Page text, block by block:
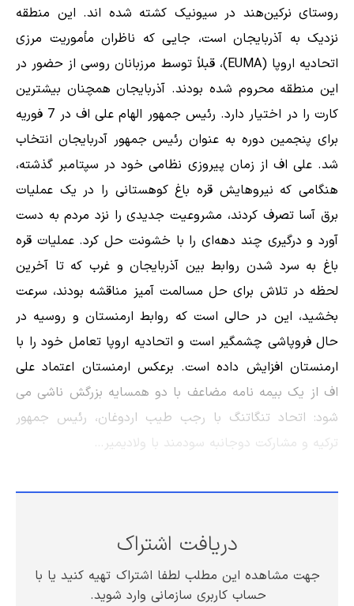
روستای نرکین‌هند در سیونیک کشته شده اند. این منطقه
نزدیک به آذربایجان است، جایی که ناظران مأموریت مرزی
اتحادیه اروپا (EUMA)، قبلاً توسط مرزبانان روسی از حضور در
این منطقه محروم شده بودند. آذربایجان همچنان بیشترین
کارت را در اختیار دارد. رئیس جمهور الهام علی اف در 7 فوریه
برای پنجمین دوره به عنوان رئیس جمهور آدربایجان انتخاب
شد. علی اف از زمان پیروزی نظامی خود در سپتامبر گذشته،
هنگامی که نیروهایش قره باغ کوهستانی را در یک عملیات
برق آسا تصرف کردند، مشروعیت جدیدی را نزد مردم به دست
آورد و درگیری چند دهه‌ای را با خشونت حل کرد. عملیات قره
باغ به سرد شدن روابط بین آذربایجان و غرب که تا آخرین
لحظه در تلاش برای حل مسالمت آمیز مناقشه بودند، سرعت
بخشید، این در حالی است که روابط ارمنستان و روسیه در
حال فروپاشی چشمگیر است و اتحادیه اروپا تعامل خود را با
ارمنستان افزایش داده است. برعکس ارمنستان اعتماد علی
اف از یک بیمه نامه مضاعف با دو همسایه بزرگش ناشی می
شود: اتحاد تنگاتنگ با رجب طیب اردوغان، رئیس جمهور
ترکیه و مشارکت دوجانبه سودمند با ولادیمیر…
دریافت اشتراک
جهت مشاهده این مطلب لطفا اشتراک تهیه کنید یا با
حساب کاربری سازمانی وارد شوید.